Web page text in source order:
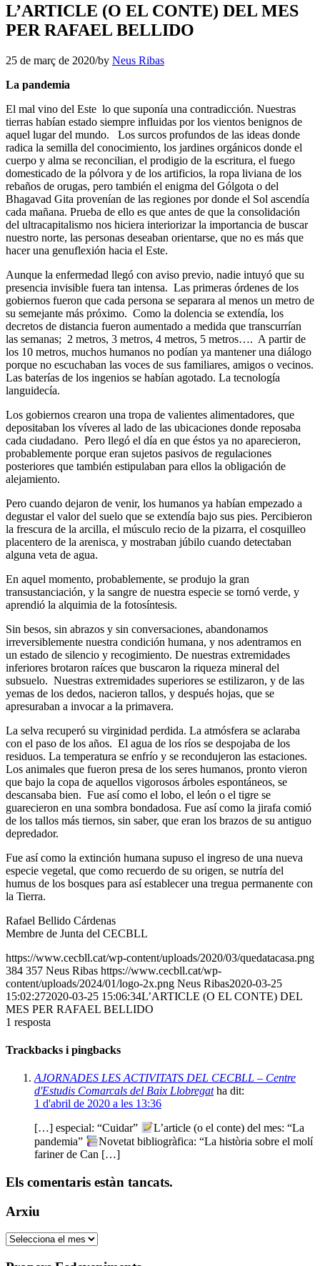
L’ARTICLE (O EL CONTE) DEL MES
PER RAFAEL BELLIDO
25 de març de 2020/by Neus Ribas
La pandemia
El mal vino del Este lo que suponía una contradicción. Nuestras
tierras habían estado siempre influidas por los vientos benignos de
aquel lugar del mundo. Los surcos profundos de las ideas donde
radica la semilla del conocimiento, los jardines orgánicos donde el
cuerpo y alma se reconcilian, el prodigio de la escritura, el fuego
domesticado de la pólvora y de los artificios, la ropa liviana de los
rebaños de orugas, pero también el enigma del Gólgota o del
Bhagavad Gita provenían de las regiones por donde el Sol ascendía
cada mañana. Prueba de ello es que antes de que la consolidación
del ultracapitalismo nos hiciera interiorizar la importancia de buscar
nuestro norte, las personas deseaban orientarse, que no es más que
hacer una genuflexión hacia el Este.
Aunque la enfermedad llegó con aviso previo, nadie intuyó que su
presencia invisible fuera tan intensa. Las primeras órdenes de los
gobiernos fueron que cada persona se separara al menos un metro de
su semejante más próximo. Como la dolencia se extendía, los
decretos de distancia fueron aumentado a medida que transcurrían
las semanas; 2 metros, 3 metros, 4 metros, 5 metros…. A partir de
los 10 metros, muchos humanos no podían ya mantener una diálogo
porque no escuchaban las voces de sus familiares, amigos o vecinos.
Las baterías de los ingenios se habían agotado. La tecnología
languidecía.
Los gobiernos crearon una tropa de valientes alimentadores, que
depositaban los víveres al lado de las ubicaciones donde reposaba
cada ciudadano. Pero llegó el día en que éstos ya no aparecieron,
probablemente porque eran sujetos pasivos de regulaciones
posteriores que también estipulaban para ellos la obligación de
alejamiento.
Pero cuando dejaron de venir, los humanos ya habían empezado a
degustar el valor del suelo que se extendía bajo sus pies. Percibieron
la frescura de la arcilla, el músculo recio de la pizarra, el cosquilleo
placentero de la arenisca, y mostraban júbilo cuando detectaban
alguna veta de agua.
En aquel momento, probablemente, se produjo la gran
transustanciación, y la sangre de nuestra especie se tornó verde, y
aprendió la alquimia de la fotosíntesis.
Sin besos, sin abrazos y sin conversaciones, abandonamos
irreversiblemente nuestra condición humana, y nos adentramos en
un estado de silencio y recogimiento. De nuestras extremidades
inferiores brotaron raíces que buscaron la riqueza mineral del
subsuelo. Nuestras extremidades superiores se estilizaron, y de las
yemas de los dedos, nacieron tallos, y después hojas, que se
apresuraban a invocar a la primavera.
La selva recuperó su virginidad perdida. La atmósfera se aclaraba
con el paso de los años. El agua de los ríos se despojaba de los
residuos. La temperatura se enfrío y se recondujeron las estaciones.
Los animales que fueron presa de los seres humanos, pronto vieron
que bajo la copa de aquellos vigorosos árboles espontáneos, se
descansaba bien. Fue así como el lobo, el león o el tigre se
guarecieron en una sombra bondadosa. Fue así como la jirafa comió
de los tallos más tiernos, sin saber, que eran los brazos de su antiguo
depredador.
Fue así como la extinción humana supuso el ingreso de una nueva
especie vegetal, que como recuerdo de su origen, se nutría del
humus de los bosques para así establecer una tregua permanente con
la Tierra.
Rafael Bellido Cárdenas
Membre de Junta del CECBLL
https://www.cecbll.cat/wp-content/uploads/2020/03/quedatacasa.png
384 357 Neus Ribas https://www.cecbll.cat/wp-
content/uploads/2024/01/logo-2x.png Neus Ribas2020-03-25
15:02:272020-03-25 15:06:34L’ARTICLE (O EL CONTE) DEL
MES PER RAFAEL BELLIDO
1 resposta
Trackbacks i pingbacks
AJORNADES LES ACTIVITATS DEL CECBLL – Centre
d'Estudis Comarcals del Baix Llobregat ha dit:
1 d'abril de 2020 a les 13:36
[…] especial: “Cuidar”
L’article (o el conte) del mes: “La
pandemia”
Novetat bibliogràfica: “La història sobre el molí
fariner de Can […]
Els comentaris estàn tancats.
Arxiu
Arxiu